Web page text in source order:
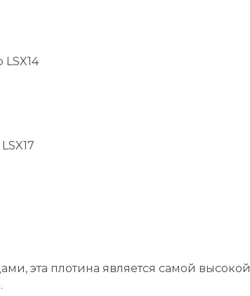
эта плотина является самой высокой